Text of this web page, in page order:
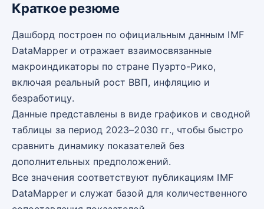
Краткое резюме
Дашборд построен по официальным данным IMF
DataMapper и отражает взаимосвязанные
макроиндикаторы по стране Пуэрто-Рико,
включая реальный рост ВВП, инфляцию и
безработицу.
Данные представлены в виде графиков и сводной
таблицы за период 2023–2030 гг., чтобы быстро
сравнить динамику показателей без
дополнительных предположений.
Все значения соответствуют публикациям IMF
DataMapper и служат базой для количественного